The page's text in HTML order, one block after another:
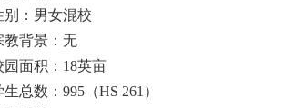
： 男女混校
教背景： 无
园面积 ： 18英亩
生总数 ： 995（HS 261）